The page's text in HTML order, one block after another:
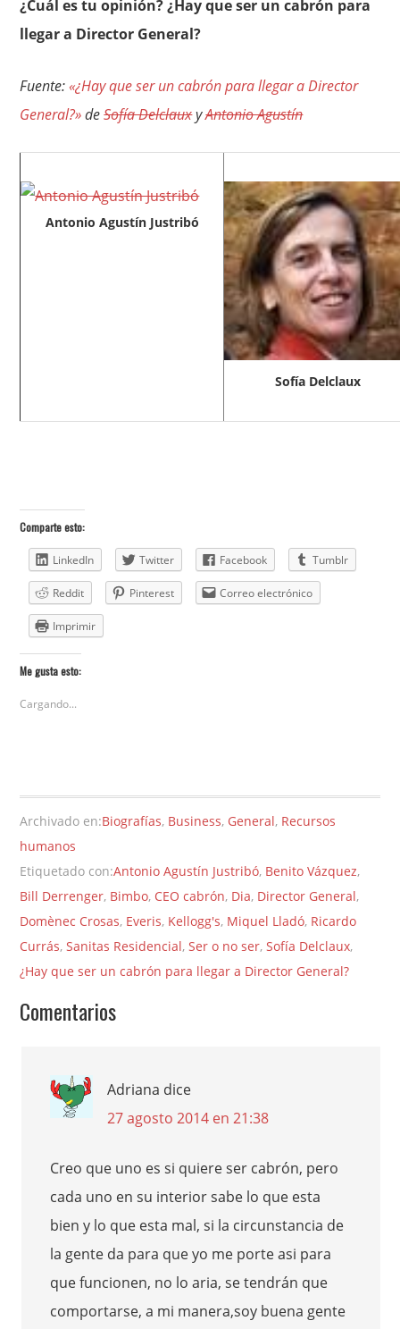
¿Cuál es tu opinión? ¿Hay que ser un cabrón para
llegar a Director General?
Fuente:«¿Hay que ser un cabrón para llegar a Director
General?»deSofía DelclauxyAntonio Agustín
Antonio Agustín Justribó
Sofía Delclaux
Comparte esto:
LinkedIn Twitter Facebook Tumblr
Reddit Pinterest Correo electrónico
Imprimir
Me gusta esto:
Cargando...
Archivado en:Biografías, Business, General, Recursos
humanos
Etiquetado con:Antonio Agustín Justribó, Benito Vázquez,
Bill Derrenger, Bimbo, CEO cabrón, Dia, Director General,
Domènec Crosas, Everis, Kellogg's, Miquel Lladó, Ricardo
Currás,Sanitas Residencial,Ser o no ser,Sofía Delclaux,
¿Hay que ser un cabrón para llegar a Director General?
Comentarios
Adriana dice
27 agosto 2014 en 21:38
Creo que uno es si quiere ser cabrón, pero
cada uno en su interior sabe lo que esta
bien y lo que esta mal, si la circunstancia de
la gente da para que yo me porte asi para
que funcionen, no lo aria, se tendrán que
comportarse, a mi manera,soy buena gente